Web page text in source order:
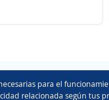
para el
relacionada según tus